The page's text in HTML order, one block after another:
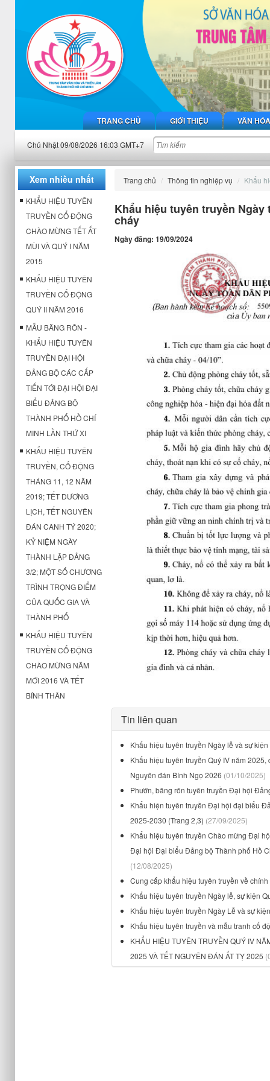
TRANG CHỦ GIỚI THIỆU VĂN HÓA
Chủ Nhật 09/08/2026 16:03 GMT+7
Xem nhiều nhất
KHẨU HIỆU TUYÊN
TRUYỀN CỔ ĐỘNG
CHÀO MỪNG TẾT ẤT
MÙI VÀ QUÝ I NĂM
2015
KHẨU HIỆU TUYÊN
TRUYỀN CỔ ĐỘNG
QUÝ II NĂM 2016
MẪU BĂNG RÔN -
KHẨU HIỆU TUYÊN
TRUYỀN ĐẠI HỘI
ĐẢNG BỘ CÁC CẤP
TIẾN TỚI ĐẠI HỘI ĐẠI
BIỂU ĐẢNG BỘ
THÀNH PHỐ HỒ CHÍ
MINH LẦN THỨ XI
KHẨU HIỆU TUYÊN
TRUYỀN, CỔ ĐỘNG
THÁNG 11, 12 NĂM
2019; TẾT DƯƠNG
LỊCH, TẾT NGUYÊN
ĐÁN CANH TÝ 2020;
KỶ NIỆM NGÀY
THÀNH LẬP ĐẢNG
3/2; MỘT SỐ CHƯƠNG
TRÌNH TRỌNG ĐIỂM
CỦA QUỐC GIA VÀ
THÀNH PHỐ
KHẨU HIỆU TUYÊN
TRUYỀN CỔ ĐỘNG
CHÀO MỪNG NĂM
MỚI 2016 VÀ TẾT
BÍNH THÂN
Trang chủ Thông tin nghiệp vụ Khẩu
Khẩu hiệu tuyên truyền
cháy
Ngày đăng: 19/09/2024
Tin liên quan
Khẩu hiệu tuyên truyền Ngày lễ và sự
Khẩu hiệu tuyên truyền Quý IV năm
Nguyên đán Bính Ngọ 2026 (01/10/2025)
Phướn, băng rôn tuyên truyền Đại hội
Khẩu hiện tuyên truyền Đại hội đại biểu
2025-2030 (Trang 2,3) (27/09/2025)
Khẩu hiệu tuyên truyền Chào mừng Đại
Đại hội Đại biểu Đảng bộ Thành phố Hồ
(12/08/2025)
Cung cấp khẩu hiệu tuyên truyền về
Khẩu hiệu tuyên truyền Ngày lễ, sự kiện
Khẩu hiệu tuyên truyền Ngày Lễ và sự
Khẩu hiệu tuyên truyền và mẫu tranh cổ
KHẨU HIỆU TUYÊN TRUYỀN QUÝ IV
2025 VÀ TẾT NGUYÊN ĐÁN ẤT TỴ 2025